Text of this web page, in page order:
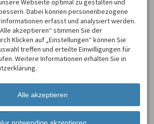
Spirits of Nature
Allgäu Incentive
Allgäu Schülerland
ÖFFNUNGSZEITEN
Mo - So
Webseite optimal zu gestalten und
Dabei können personenbezogene
erfasst und analysiert werden.
akzeptieren“ stimmen Sie der
Klicken auf „Einstellungen“ können Sie
treffen und erteilte Einwilligungen für
Weitere Informationen erhalten Sie in
Alle akzeptieren